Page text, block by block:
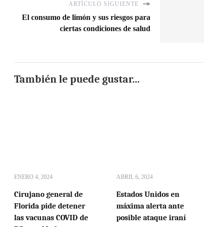
ARTÍCULO SIGUIENTE
El consumo de limón y sus riesgos para
ciertas condiciones de salud
También le puede gustar...
ENERO 4, 2024
Cirujano general de
Florida pide detener
las vacunas COVID de
ABRIL 6, 2024
Estados Unidos en
máxima alerta ante
posible ataque iraní